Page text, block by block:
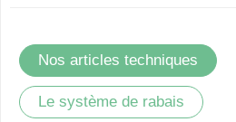
Nos articles techniques
Le système de rabais